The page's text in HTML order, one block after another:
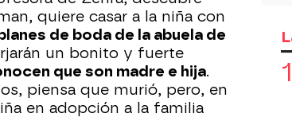
quiere casar a la niña con
de boda de la abuela de
un bonito y fuerte
que son madre e hija.
piensa que murió, pero, en
en adopción a la familia